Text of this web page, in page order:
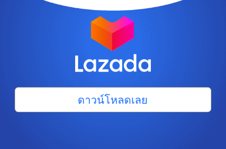
ดาวน์โหลดเลย